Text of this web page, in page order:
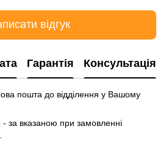
відгук
Гарантія Консультація
пошта до відділення у Вашому
за вказаною при замовленні